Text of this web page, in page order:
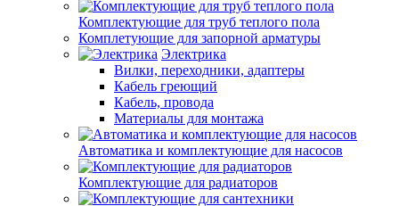
Комплектующие для труб теплого пола
Комплетующие для запорной арматуры
Электрика
Вилки, переходники, адаптеры
Кабель греющий
Кабель, провода
Материалы для монтажа
Автоматика и комплектующие для насосов
Комплектующие для радиаторов